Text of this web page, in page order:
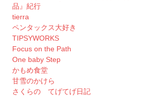
品』紀行
tierra
ペンタックス大好き
TIPSYWORKS
Focus on the Path
One baby Step
かもめ食堂
甘雪のかけら
さくらの てげてげ日記